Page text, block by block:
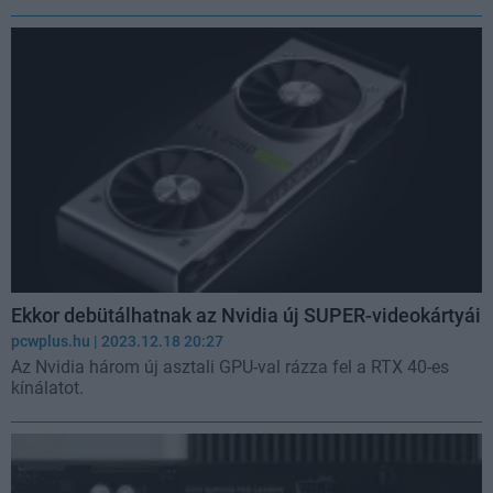
Ekkor debütálhatnak az Nvidia új SUPER-videokártyái
pcwplus.hu | 2023.12.18 20:27
Az Nvidia három új asztali GPU-val rázza fel a RTX 40-es
kínálatot.